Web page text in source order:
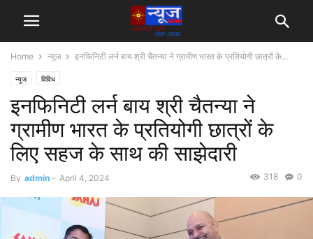
Home न्यूज इनफिनिटी लर्न बाय श्री चैतन्या ने ग्रामीण भारत के प्रतियोगी छात्रों के...
न्यूज विविध
इनफिनिटी लर्न बाय श्री चैतन्या ने
ग्रामीण भारत के प्रतियोगी छात्रों के
लिए सहज के साथ की साझेदारी
By admin - April 4, 2024 0
318